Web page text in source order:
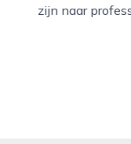
zijn naar